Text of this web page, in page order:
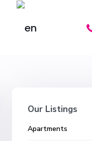
Our Listings
Apartments